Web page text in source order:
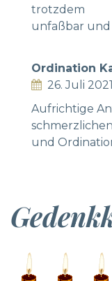
trotzdem
unfaßbar und
Ordination
26. Juli 2021
Aufrichtige
und